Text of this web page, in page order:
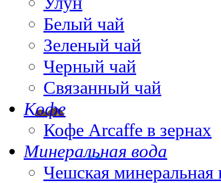
Белый чай
Зеленый чай
Черный чай
Связанный чай
Кофе
Кофе Arcaffe в зернах
Минеральная вода
Чешская минеральная